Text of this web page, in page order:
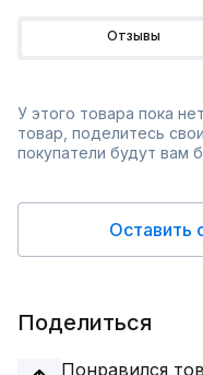
Отзывы
У этого товара пока
товар, поделитесь
покупатели будут вам
Оставить
Поделиться
Понравился